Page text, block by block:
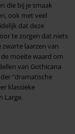
die bij je smaak
ook met veel
dat deze
te zorgen dat niets
laarzen van
moeite waard om
van Gothicana
"dramatische
klassieke
Large.